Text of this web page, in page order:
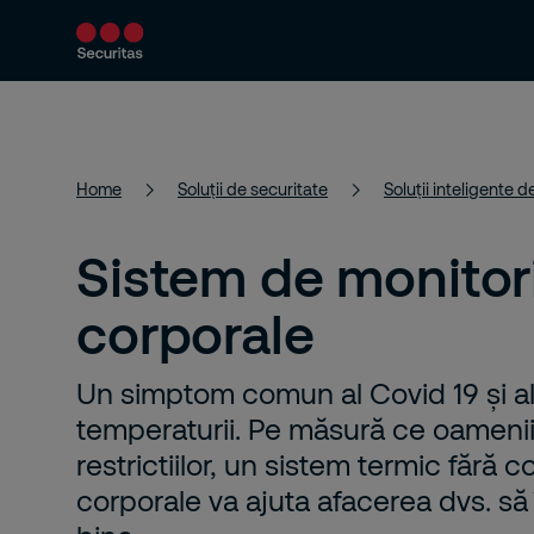
Despre noi Servicii de securitate
Home Soluții de securitate
Sistem de
corporale
Un simptom comun al Covid 19 și
temperaturii. Pe măsură ce
restrictiilor, un sistem termic fără
corporale va ajuta afacerea dvs.